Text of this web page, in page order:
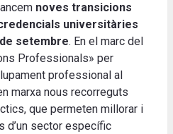
noves transicions
universitàries
setembre. En el marc del
Professionals» per
professional al
marxa nous recorreguts
que permeten millorar i
d’un sector específic